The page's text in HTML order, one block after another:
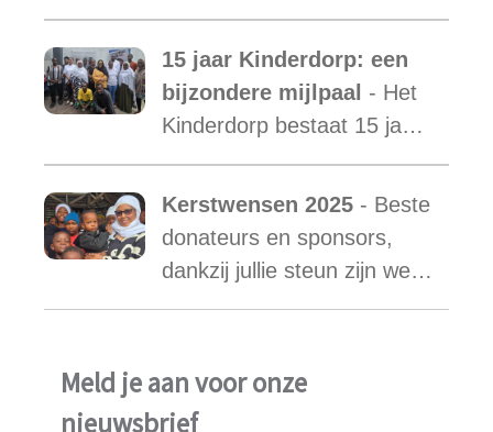
van Mama Ester. We
starten de zoektocht naar
een nieuwe mama met een
warm hart voor onze
15 jaar Kinderdorp: een
bijzondere mijlpaal - Het
Kinderdorp bestaat 15 jaar
en groeide uit tot een plek
waar honderden kinderen
een stabiele toekomst
vonden.
Kerstwensen 2025 - Beste
donateurs en sponsors,
dankzij jullie steun zijn we
ook in het afgelopen jaar
Meld je aan voor onze
nieuwsbrief